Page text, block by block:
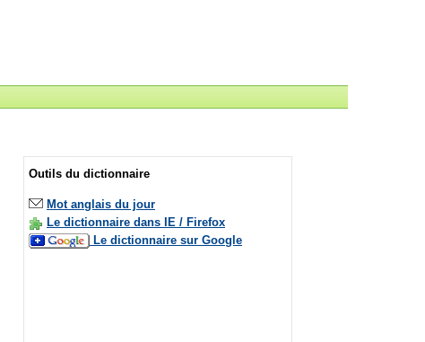
Outils du dictionnaire
Mot anglais du jour
Le dictionnaire dans IE / Firefox
Le dictionnaire sur Google